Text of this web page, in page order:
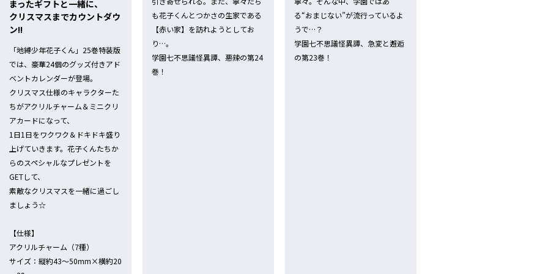
（金）発売記念フェア開催！！
（金）発売！
（土）発売記念フェア開催！！
（土）発売！
売記念フェア開催!!
別企画！ キャラクター診断特設サイト公開!!
まったギフトと一緒に、
クリスマスまでカウントダウ
ン!!
「地縛少年花子くん」25巻特装版
では、豪華24個のグッズ付きアド
ベントカレンダーが登場。
クリスマス仕様のキャラクターた
ちがアクリルチャーム＆ミニクリ
アカードになって、
1日1日をワクワク＆ドキドキ盛り
上げていきます。花子くんたちか
らのスペシャルなプレゼントを
GETして、
素敵なクリスマスを一緒に過ごし
ましょう☆
【仕様】
アクリルチャーム（7種）
サイズ：縦約43～50mm×横約20
も花子くんとつかさの生家である
【赤い家】を訪れようとしてお
り…。
学園七不思議怪異譚、悪辣の第24
巻！
る“おまじない”が流行っているよ
うで…？
学園七不思議怪異譚、急変と邂逅
の第23巻！